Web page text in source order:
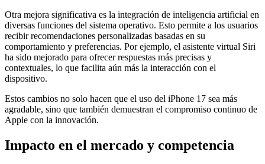
Otra mejora significativa es la integración de inteligencia artificial en
diversas funciones del sistema operativo. Esto permite a los usuarios
recibir recomendaciones personalizadas basadas en su
comportamiento y preferencias. Por ejemplo, el asistente virtual Siri
ha sido mejorado para ofrecer respuestas más precisas y
contextuales, lo que facilita aún más la interacción con el
dispositivo.
Estos cambios no solo hacen que el uso del iPhone 17 sea más
agradable, sino que también demuestran el compromiso continuo de
Apple con la innovación.
Impacto en el mercado y competencia